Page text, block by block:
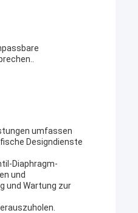
umfassen
Designdienste
Diaphragm-
und
und Wartung zur